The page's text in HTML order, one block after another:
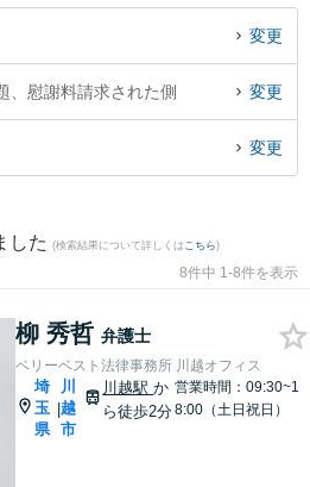
リーベスト法律事務所 川越オフィスの柳 秀
事務所の水野 高徳弁護士、大森三起子法律事
慰謝料請求された側のトラブル解決の実績
『初回相談無料で慰謝料請求された側を法
談予約したい』などでお困りの相談者さん
変更
、慰謝料請求された側 変更
変更
した (検索結果について詳しくは こちら)
8件中 1-8件を表示
柳 秀哲 弁護士
ベリーベスト法律事務所 川越オフィス
埼
玉
県
|
川
越
市
川越駅か
ら徒歩2分
営業時間：09:30~1
8:00（土日祝日）